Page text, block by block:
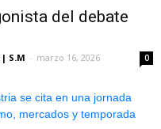
del debate
S.M - marzo 16, 2026 0